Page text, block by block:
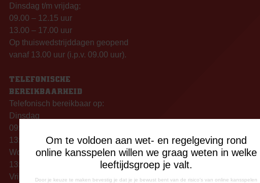
Om te voldoen aan wet- en regelgeving rond
online kansspelen willen we graag weten in welke
leeftijdsgroep je valt.
Door je keuze te maken bevestig je dat je je bewust bent van de risico's van online kansspelen
Dinsdag t/m vrijdag:
09.00 – 12.15 uur
13.00 – 17.00 uur
Op thuiswedstrijddagen geopend
vanaf 13.00 uur (i.p.v. 09.00 uur).
TELEFONISCHE
BEREIKBAARHEID
Telefonisch bereikbaar op:
Dinsdag
09:00 - 12:15 uur
13:00 - 17:00 uur
Woensdag
13:00 - 17:00 uur
Vrijdag